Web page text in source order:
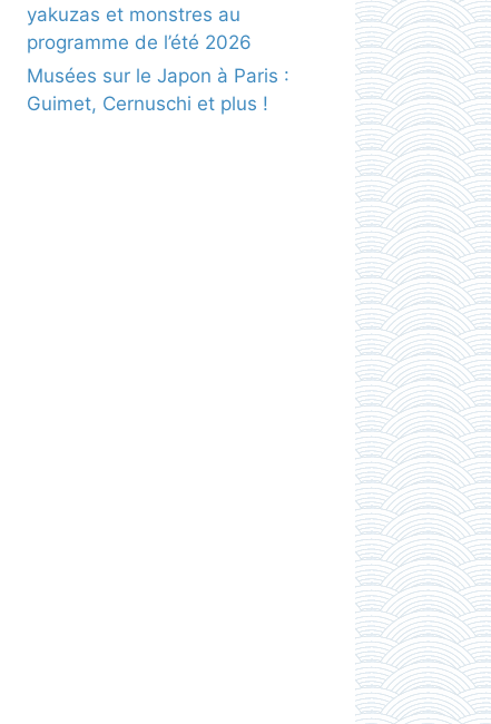
yakuzas et monstres au
programme de l’été 2026
Musées sur le Japon à Paris :
Guimet, Cernuschi et plus !